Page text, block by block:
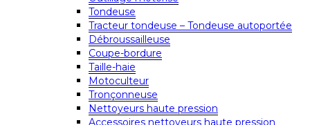
Tondeuse
Tracteur tondeuse – Tondeuse autoportée
Débroussailleuse
Coupe-bordure
Taille-haie
Motoculteur
Tronçonneuse
Nettoyeurs haute pression
Accessoires nettoyeurs haute pression